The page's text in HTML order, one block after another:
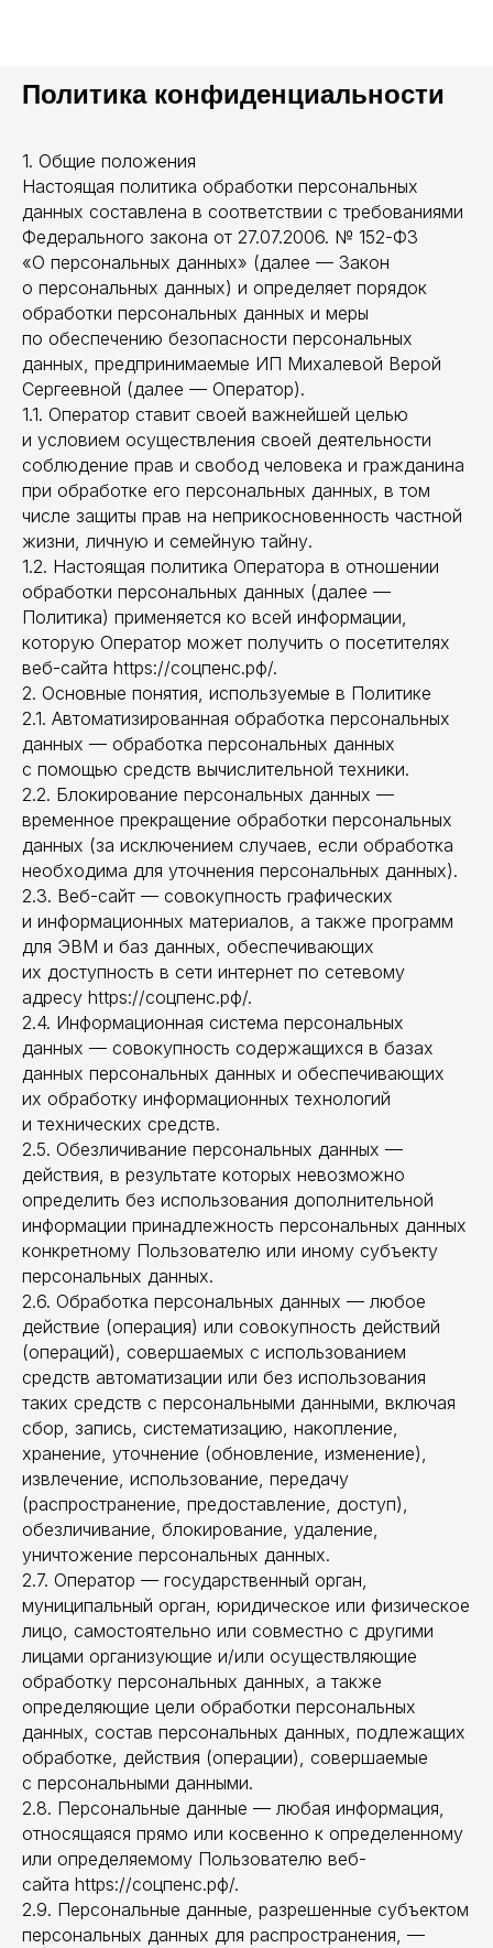
Политика конфиденциальности
1. Общие положения
Настоящая политика обработки персональных
данных составлена в соответствии с требованиями
Федерального закона от 27.07.2006. № 152-ФЗ
«О персональных данных» (далее — Закон
о персональных данных) и определяет порядок
обработки персональных данных и меры
по обеспечению безопасности персональных
данных, предпринимаемые ИП Михалевой Верой
Сергеевной (далее — Оператор).
1.1. Оператор ставит своей важнейшей целью
и условием осуществления своей деятельности
соблюдение прав и свобод человека и гражданина
при обработке его персональных данных, в том
числе защиты прав на неприкосновенность частной
жизни, личную и семейную тайну.
1.2. Настоящая политика Оператора в отношении
обработки персональных данных (далее —
Политика) применяется ко всей информации,
которую Оператор может получить о посетителях
веб-сайта https://соцпенс.рф/.
2. Основные понятия, используемые в Политике
2.1. Автоматизированная обработка персональных
данных — обработка персональных данных
с помощью средств вычислительной техники.
2.2. Блокирование персональных данных —
временное прекращение обработки персональных
данных (за исключением случаев, если обработка
необходима для уточнения персональных данных).
2.3. Веб-сайт — совокупность графических
и информационных материалов, а также программ
для ЭВМ и баз данных, обеспечивающих
их доступность в сети интернет по сетевому
адресу https://соцпенс.рф/.
2.4. Информационная система персональных
данных — совокупность содержащихся в базах
данных персональных данных и обеспечивающих
их обработку информационных технологий
и технических средств.
2.5. Обезличивание персональных данных —
действия, в результате которых невозможно
определить без использования дополнительной
информации принадлежность персональных данных
конкретному Пользователю или иному субъекту
персональных данных.
2.6. Обработка персональных данных — любое
действие (операция) или совокупность действий
(операций), совершаемых с использованием
средств автоматизации или без использования
таких средств с персональными данными, включая
сбор, запись, систематизацию, накопление,
хранение, уточнение (обновление, изменение),
извлечение, использование, передачу
(распространение, предоставление, доступ),
обезличивание, блокирование, удаление,
уничтожение персональных данных.
2.7. Оператор — государственный орган,
муниципальный орган, юридическое или физическое
лицо, самостоятельно или совместно с другими
лицами организующие и/или осуществляющие
обработку персональных данных, а также
определяющие цели обработки персональных
данных, состав персональных данных, подлежащих
обработке, действия (операции), совершаемые
с персональными данными.
2.8. Персональные данные — любая информация,
относящаяся прямо или косвенно к определенному
или определяемому Пользователю веб-
сайта https://соцпенс.рф/.
2.9. Персональные данные, разрешенные субъектом
персональных данных для распространения, —